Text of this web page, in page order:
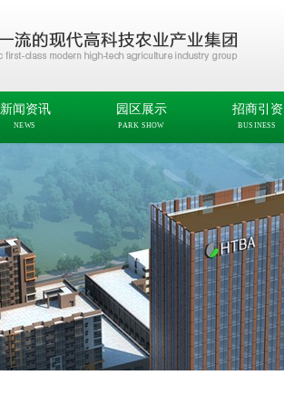
新闻资讯
NEWS
园区展示
PARK SHOW
招商引资
BUSINESS